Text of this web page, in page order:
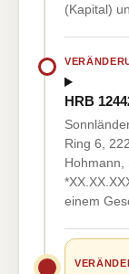
(Kapital)
HRB
Ring 6,
Hohmann,
einem